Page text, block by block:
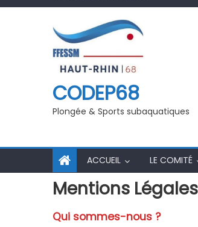
CODEP68
Plongée & Sports subaquatiques
Actualités
PSP : Formation arbitre /juge fédéral 1er
ACCUEIL LE COMITÉ
Mentions Légales
Qui sommes-nous ?